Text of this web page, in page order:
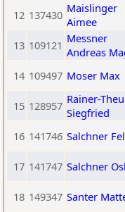
12 137430 Maislinger
Aimee
13 109121 Messner
Andreas
14 109497 Moser Max
15 128957 Rainer-
Siegfried
16 141746 Salchner
17 141747 Salchner
18 149347 Santer